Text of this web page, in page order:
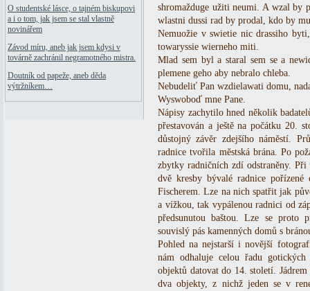
O studentské lásce, o tajném biskupovi
a i o tom, jak jsem se stal vlastně
novinářem
Závod míru, aneb jak jsem kdysi v
továrně zachránil negramotného mistra.
Doutník od papeže, aneb děda
výtržníkem…
shromažduge užiti neumi. A wzal by
wlastni dussi rad by prodal, kdo by
Nemuožie v swietie nic drassiho
towaryssie wierneho miti.
Mlad sem byl a staral sem se a
plemene geho aby nebralo chleba.
Nebudeliť Pan wzdielawati domu,
Wyswoboď mne Pane.
Nápisy zachytilo hned několik
přestavován a ještě na počátku 20.
důstojný závěr zdejšího náměstí.
radnice tvořila městská brána. Po
zbytky radničních zdí odstraněny.
dvě kresby bývalé radnice
Fischerem. Lze na nich spatřit jak
a vížkou, tak vypálenou radnici od
předsunutou baštou. Lze se proto
souvislý pás kamenných domů s
Pohled na nejstarší i novější
nám odhaluje celou řadu
objektů datovat do 14. století.
dva objekty, z nichž jeden se v